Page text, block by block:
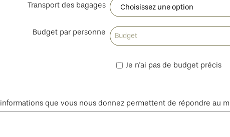
Transport des bagages
Budget par personne
Je n'ai pas de budget précis
que vous nous donnez permettent de répondre au